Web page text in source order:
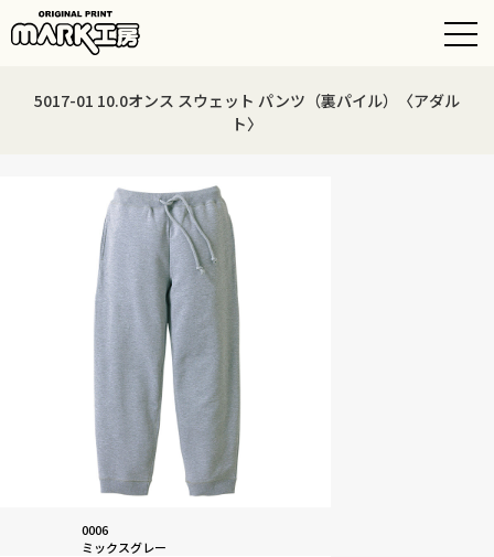
5017-01 10.0オンス スウェット パンツ（裏パイル）〈アダル
ト〉
0006
ミックスグレー